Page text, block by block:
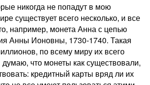
никогда не попадут в мою
существует всего несколько, и все
например, монета Анна с цепью
Анны Ионовны, 1730-1740. Такая
по всему миру их всего
думаю, что монеты как существовали,
кредитный карты вряд ли их